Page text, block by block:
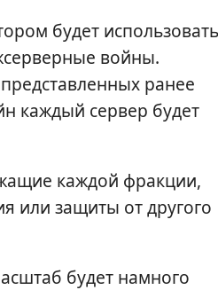
будет
войны.
ранее
каждый сервер будет
каждой фракции,
или защиты от другого
будет намного